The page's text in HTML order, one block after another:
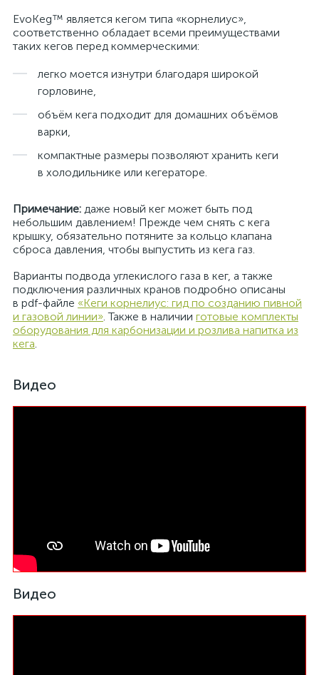
EvoKeg™ является кегом типа «корнелиус»,
соответственно обладает всеми преимуществами
таких кегов перед коммерческими:
легко моется изнутри благодаря широкой
горловине,
объём кега подходит для домашних объёмов
варки,
компактные размеры позволяют хранить кеги
в холодильнике или кегераторе.
Примечание: даже новый кег может быть под
небольшим давлением! Прежде чем снять с кега
крышку, обязательно потяните за кольцо клапана
сброса давления, чтобы выпустить из кега газ.
Варианты подвода углекислого газа в кег, а также
подключения различных кранов подробно описаны
в pdf-файле «Кеги корнелиус: гид по созданию пивной
и газовой линии». Также в наличии готовые комплекты
оборудования для карбонизации и розлива напитка из
кега.
Видео
Видео